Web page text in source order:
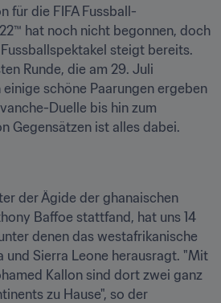
für die FIFA Fussball-
hat noch nicht begonnen, doch
steigt bereits.
Runde, die am 29. Juli
schöne Paarungen ergeben
Duelle bis hin zum
Gegensätzen ist alles dabei.
der Ägide der ghanaischen
Baffoe stattfand, hat uns 14
denen das westafrikanische
und Sierra Leone herausragt. "Mit
Kallon sind dort zwei ganz
zu Hause", so der